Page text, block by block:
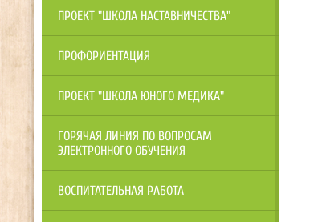
ПРОЕКТ "ШКОЛА НАСТАВНИЧЕСТВА"
ПРОФОРИЕНТАЦИЯ
ПРОЕКТ "ШКОЛА ЮНОГО МЕДИКА"
ГОРЯЧАЯ ЛИНИЯ ПО ВОПРОСАМ
ЭЛЕКТРОННОГО ОБУЧЕНИЯ
ВОСПИТАТЕЛЬНАЯ РАБОТА